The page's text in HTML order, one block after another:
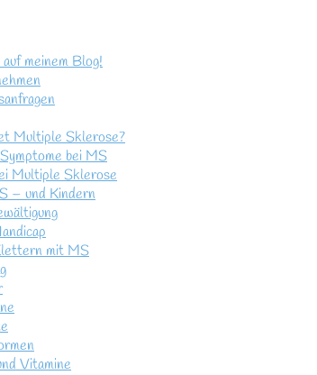
meinem Blog!
Multiple Sklerose?
bei MS
Multiple Sklerose
– und Kindern
mit MS
Vitamine